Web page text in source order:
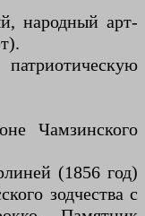
народный арт-
Чамзинского
(1856 год)
зодчества с